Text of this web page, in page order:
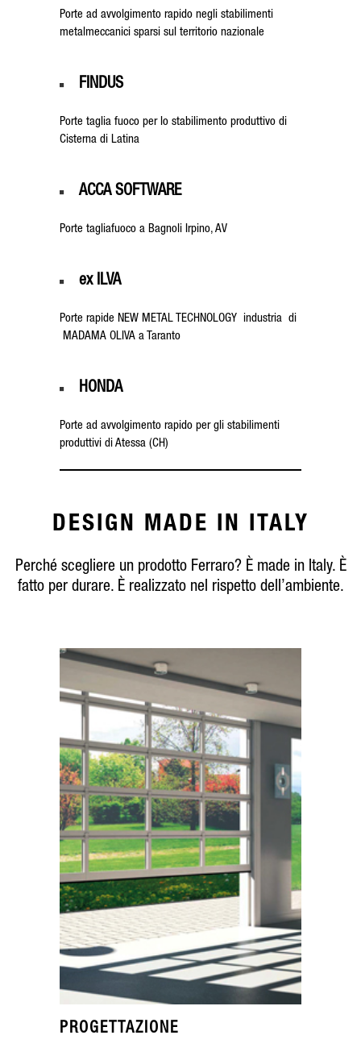
Porte ad avvolgimento rapido negli stabilimenti
metalmeccanici sparsi sul territorio nazionale
FINDUS
Porte taglia fuoco per lo stabilimento produttivo di
Cisterna di Latina
ACCA SOFTWARE
Porte tagliafuoco a Bagnoli Irpino, AV
ex ILVA
Porte rapide NEW METAL TECHNOLOGY industria di
MADAMA OLIVA a Taranto
HONDA
Porte ad avvolgimento rapido per gli stabilimenti
produttivi di Atessa (CH)
DESIGN MADE IN ITALY
Perché scegliere un prodotto Ferraro? È made in Italy. È
fatto per durare. È realizzato nel rispetto dell’ambiente.
PROGETTAZIONE